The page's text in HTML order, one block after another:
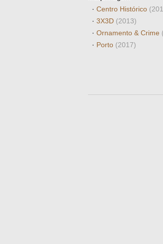
· Centro Histórico
· 3X3D (2013)
· Ornamento & Crime
· Porto (2017)